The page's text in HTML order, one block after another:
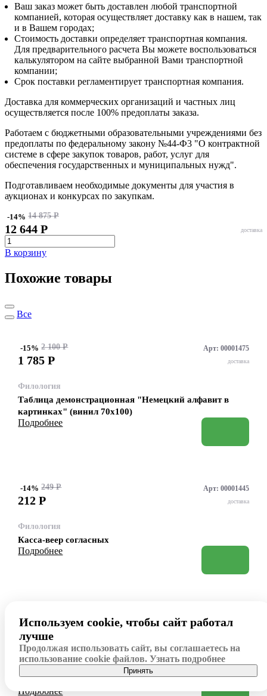
Ваш заказ может быть доставлен любой транспортной
компанией, которая осуществляет доставку как в нашем, так
и в Вашем городах;
Стоимость доставки определяет транспортная компания.
Для предварительного расчета Вы можете воспользоваться
калькулятором на сайте выбранной Вами транспортной
компании;
Срок поставки регламентирует транспортная компания.
Доставка для коммерческих организаций и частных лиц
осуществляется после 100% предоплаты заказа.
Работаем с бюджетными образовательными учреждениями без
предоплаты по федеральному закону №44-Ф3 "О контрактной
системе в сфере закупок товаров, работ, услуг для
обеспечения государственных и муниципальных нужд".
Подготавливаем необходимые документы для участия в
аукционах и конкурсах по закупкам.
-14% 14 875 Р
12 644 Р доставка
В корзину
Похожие товары
Все
-15% 2 100 Р Арт: 00001475
1 785 Р доставка
Филология
Таблица демонстрационная "Немецкий алфавит в
картинках" (винил 70х100)
Подробнее
-14% 249 Р Арт: 00001445
212 Р доставка
Филология
Касса-веер согласных
Подробнее
Арт: 00001394
44 982Р
Филология
Интерактивный наглядный комплекс для начальной
школы "Русский язык"
Подробнее
Используем cookie, чтобы сайт работал
лучше
Продолжая использовать сайт, вы соглашаетесь на
использование cookie файлов. Узнать подробнее
Принять